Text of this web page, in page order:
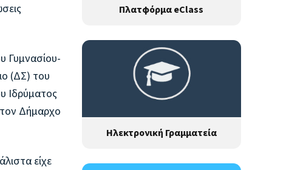
Γυμνασίου-
(ΔΣ) του
Ιδρύματος
Δήμαρχο
είχε
Πλατφόρμα eClass
Ηλεκτρονική Γραμματεία